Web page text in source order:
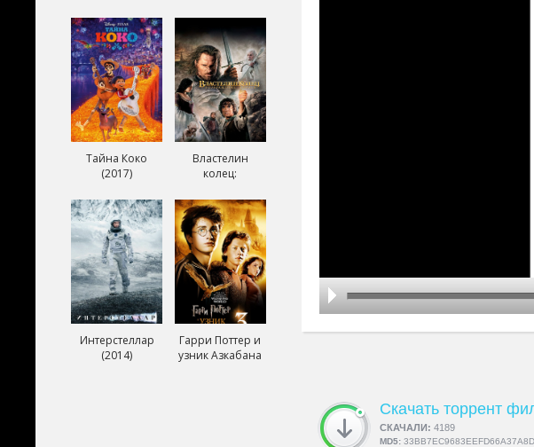
Скачать торрент
СКАЧАЛИ: 4189
MD5:
Тайна Коко
(2017)
Властелин
колец:
короля (2003)
Интерстеллар
(2014)
Гарри Поттер и
узник Азкабана